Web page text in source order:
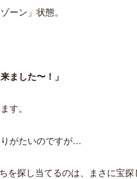
ーン」状態。
ました〜！」
す。
がたいのですが…
を探し当てるのは、まさに宝探